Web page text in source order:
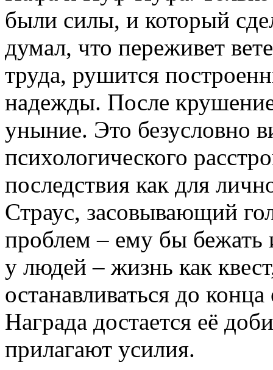
были силы, и который
думал, что переживет
труда, рушится
надежды. После
уныние. Это безусловно
психологического
последствия как для
Страус, засовывающий
проблем – ему бы
у людей – жизнь как
останавливаться до
Награда достается её
прилагают усилия.